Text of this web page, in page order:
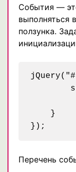
События —
выполняться
ползунка.
    }
Перечень